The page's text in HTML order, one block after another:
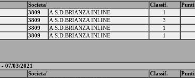
Societa' Classif.
Punti
3809 A.S.D.BRIANZA INLINE 1
3809 A.S.D.BRIANZA INLINE 3
3809 A.S.D.BRIANZA INLINE 1
3809 A.S.D.BRIANZA INLINE 1
07/03/2021
Societa' Classif.
Punti